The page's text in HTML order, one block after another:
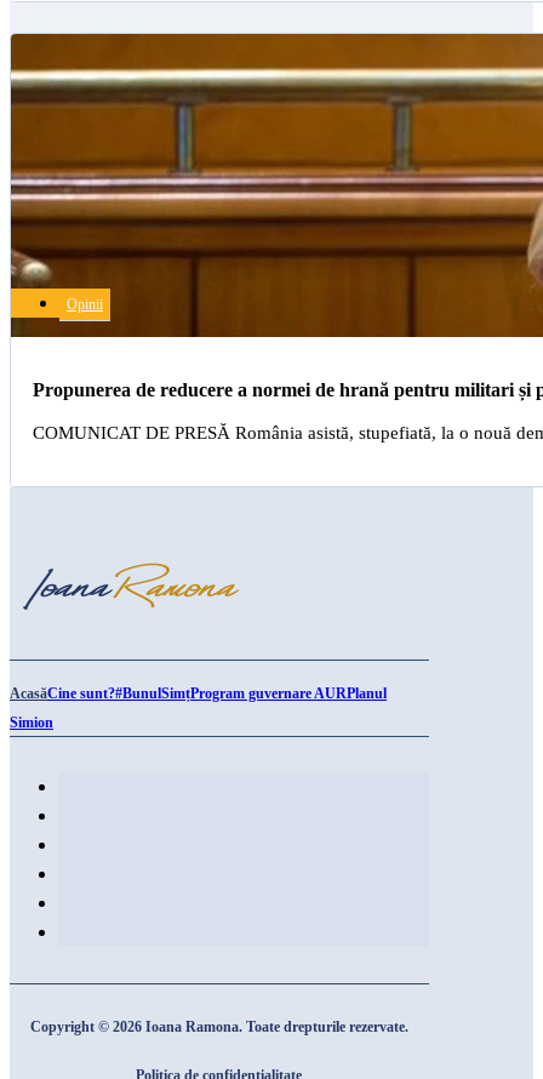
Propunerea de reducere a normei de hrană pentru militari și
Opinii
COMUNICAT DE PRESĂ România asistă, stupefiată, la o nouă
AcasăCine sunt?#BunulSimțProgram guvernare AURPlanul
Simion
Copyright © 2026 Ioana Ramona. Toate drepturile rezervate.
Politica de confidențialitate